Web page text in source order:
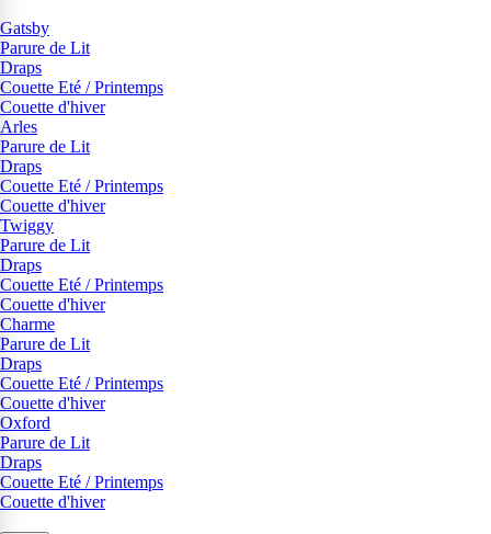
Gatsby
Parure de Lit
Draps
Couette Eté / Printemps
Couette d'hiver
Arles
Parure de Lit
Draps
Couette Eté / Printemps
Couette d'hiver
Twiggy
Parure de Lit
Draps
Couette Eté / Printemps
Couette d'hiver
Charme
Parure de Lit
Draps
Couette Eté / Printemps
Couette d'hiver
Oxford
Parure de Lit
Draps
Couette Eté / Printemps
Couette d'hiver